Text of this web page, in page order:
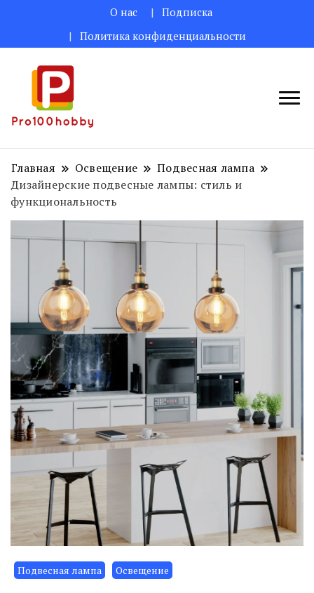
О нас
Подписка
Политика конфиденциальности
Поделитесь творческими идеями
Главная Освещение
Подвесная лампа
Дизайнерские подвесные лампы: стиль и
функциональность
Подвесная лампа Освещение